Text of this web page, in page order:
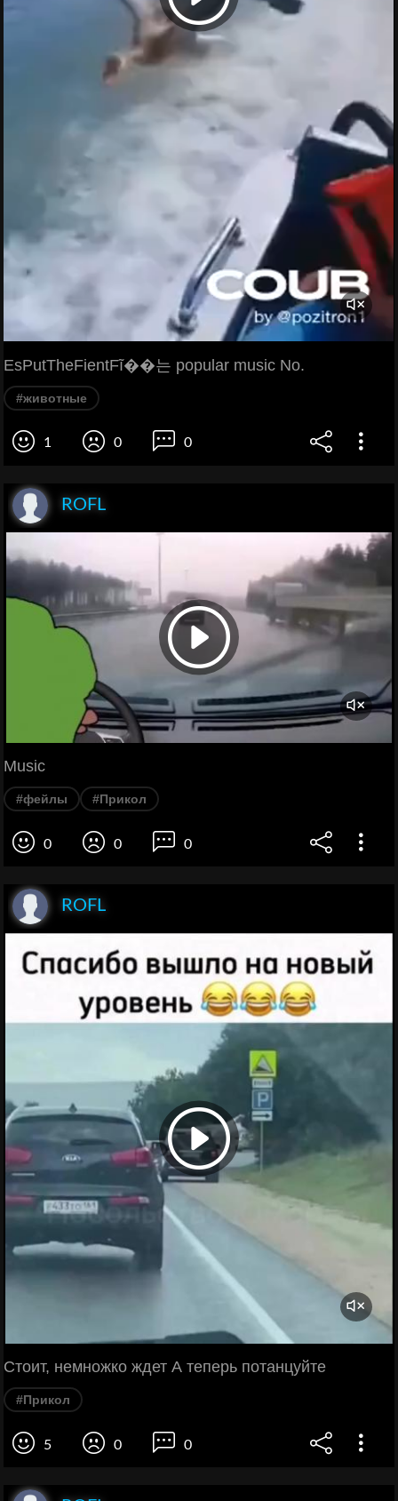
EsPutTheFientFĩ��는 popular music No.
#животные
1 0 0
ROFL
Music
#фейлы #Прикол
0 0 0
ROFL
Стоит, немножко ждет А теперь потанцуйте
#Прикол
5 0 0